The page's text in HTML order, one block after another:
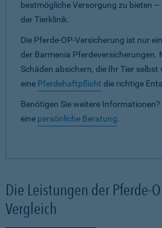
bestmögliche Versorgung zu bieten
der Tierklinik.
Die Pferde-OP-Versicherung ist nur
der Barmenia Pferdeversicherungen.
Schäden absichern, die Ihr Tier
eine Pferdehaftpflicht die richtige
Benötigen Sie weitere
eine persönliche Beratung.
Die Leistungen der Pferde-
Vergleich